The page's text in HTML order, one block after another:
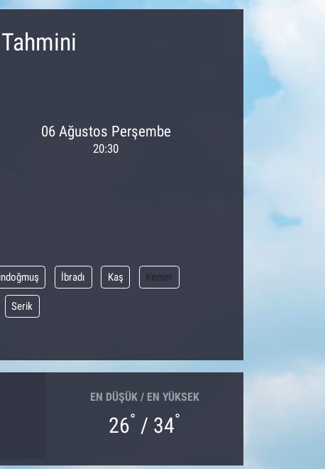
06 Ağustos Perşembe
20:30
İbradı Kaş Kemer
Serik
EN DÜŞÜK / EN YÜKSEK
26° / 34°